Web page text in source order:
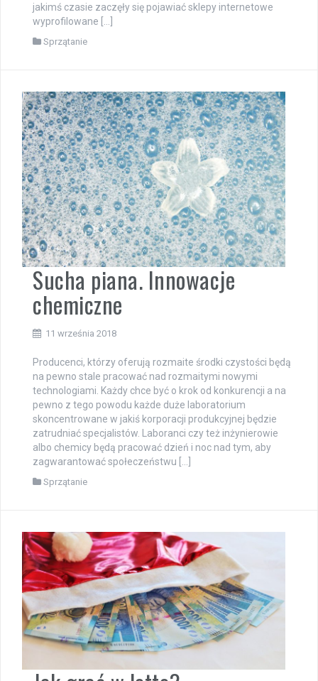
jakimś czasie zaczęły się pojawiać sklepy internetowe
wyprofilowane […]
Sprzątanie
Sucha piana. Innowacje
chemiczne
11 września 2018
Producenci, którzy oferują rozmaite środki czystości będą
na pewno stale pracować nad rozmaitymi nowymi
technologiami. Każdy chce być o krok od konkurencji a na
pewno z tego powodu każde duże laboratorium
skoncentrowane w jakiś korporacji produkcyjnej będzie
zatrudniać specjalistów. Laboranci czy też inżynierowie
albo chemicy będą pracować dzień i noc nad tym, aby
zagwarantować społeczeństwu […]
Sprzątanie